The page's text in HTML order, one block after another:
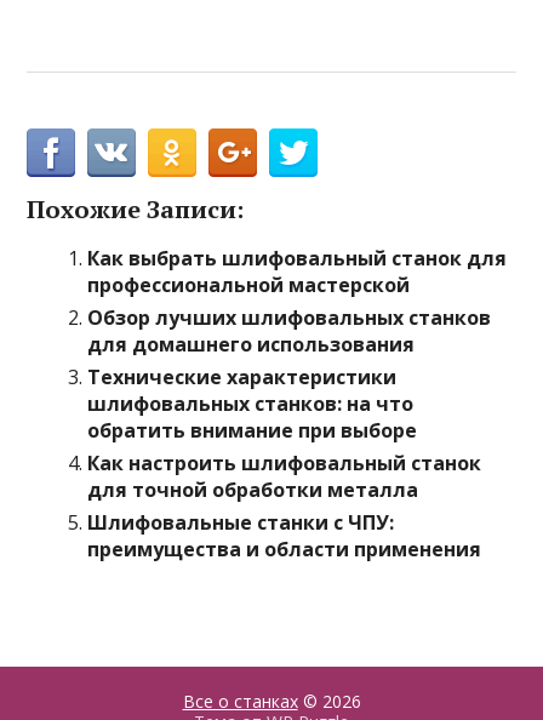
Похожие Записи:
Как выбрать шлифовальный станок для
профессиональной мастерской
Обзор лучших шлифовальных станков
для домашнего использования
Технические характеристики
шлифовальных станков: на что
обратить внимание при выборе
Как настроить шлифовальный станок
для точной обработки металла
Шлифовальные станки с ЧПУ:
преимущества и области применения
Все о станках© 2026